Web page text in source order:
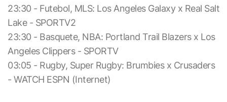
23:30 - Futebol, MLS: Los Angeles Galaxy x Real Salt
Lake - SPORTV2
23:30 - Basquete, NBA: Portland Trail Blazers x Los
Angeles Clippers - SPORTV
03:05 - Rugby, Super Rugby: Brumbies x Crusaders
- WATCH ESPN (Internet)